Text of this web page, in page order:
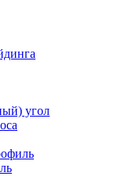
угол